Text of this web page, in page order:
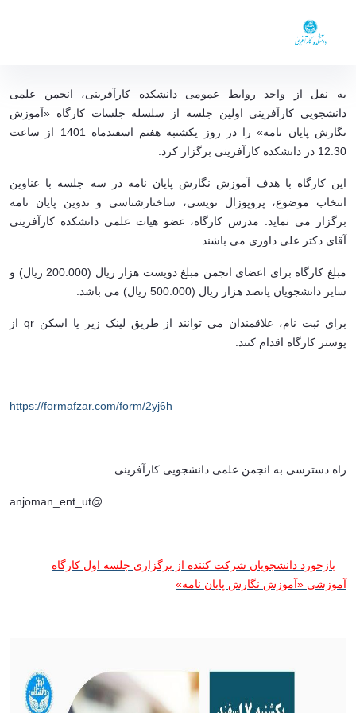
تماس با ما
همکاری انجمن علمی دانشجویی کارآفرینی - ent-
دانشکده کار آفرینی
به نقل از واحد روابط عمومی دانشکده کارآفرینی، انجمن علمی
دانشجویی کارآفرینی اولین جلسه از سلسله جلسات کارگاه «آموزش
نگارش پایان نامه» را در روز یکشنبه هفتم اسفندماه 1401 از ساعت
12:30 در دانشکده کارآفرینی برگزار کرد.
این کارگاه با هدف آموزش نگارش پایان نامه در سه جلسه با عناوین
انتخاب موضوع، پروپوزال نویسی، ساختارشناسی و تدوین پایان نامه
برگزار می نماید. مدرس کارگاه، عضو هیات علمی دانشکده کارآفرینی
آقای دکتر علی داوری می باشند.
مبلغ کارگاه برای اعضای انجمن مبلغ دویست هزار ریال (200.000 ریال) و
سایر دانشجویان پانصد هزار ریال (500.000 ریال) می باشد.
برای ثبت نام، علاقمندان می توانند از طریق لینک زیر یا اسکنqr از
پوستر کارگاه اقدام کنند.
https://formafzar.com/form/2yj6h
راه دسترسی به انجمن علمی دانشجویی کارآفرینی
@anjoman_ent_ut
بازخورد دانشجویان شرکت کننده از برگزاری جلسه اول کارگاه
آموزشی «آموزش نگارش پایان نامه»